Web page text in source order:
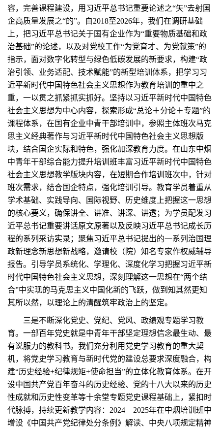
容，完善课程建设，用习近平总书记重要论述之“矢”去射国
企高质量发展之“的”。自2018至2026年，我们在调研基础
上，把习近平总书记关于国有企业作为“重要物质基础和政
治基础”的论述，以及对党校工作“为党育才、为党献策”的
指示，面对数字化转型与绿色低碳发展的新要求，构建“政
治引领、业务适配、技术赋能”的新型培训体系，把学习习
近平新时代中国特色社会主义思想作为教育培训的重中之
重，一以贯之抓紧抓实抓好。坚持以习近平新时代中国特色
社会主义思想为中心内容，探索形成“总论＋分论＋专题”的
课程体系，在国有企业中青干部培训中，参照主体班次马克
思主义经典著作与习近平新时代中国特色社会主义思想版
块，结合国企实际和特色，强化加深教育力度。在山东中烟
中青年干部综合能力提升培训班丰富习近平新时代中国特色
社会主义思想教学版块内容，在短期合作培训班次中，针对
班次需求，结合国企特点，强化培训引导。教育学员着重从
学术基础、实践导向、国际视野、历史维度上把握这一思想
的核心要义，确保讲全、讲准、讲深、讲透；为学员配发习
近平总书记重要讲话原文原著以及反映习近平总书记成长历
程的系列采访实录；聚焦习近平总书记提出的一系列治国理
政新理念新思想新战略，邀请校（院）知名专家作权威辅导
报告。引导学员系统化、学理化、深度化学习把握习近平新
时代中国特色社会主义思想，深刻理解这一思想在“两个结
合”中实现的马克思主义中国化新的飞跃，做到知其然更知
其所以然，以理论上的清醒筑牢政治上的坚定。
三是不断深化党史、党纪、党风、政绩观专题学习教
育。一部百年党史就是中青年干部坚定理想信念最生动、最
有说服力的教科书。我们充分利用党史学习教育的重大契
机，将党史学习教育与新时代党的建设总要求深度融合，构
建“历史经验+纪律规矩+使命担当”的立体化教育体系。在开
设中国共产党百年奋斗的历史经验、党的十八大以来的历史
性成就和历史性变革等十余堂专题党史课程基础上，紧扣时
代脉搏，持续更新教学内容：2024—2025年在中烟培训班中
增设《中国共产党纪律处分条例》解读、中央八项规定精神